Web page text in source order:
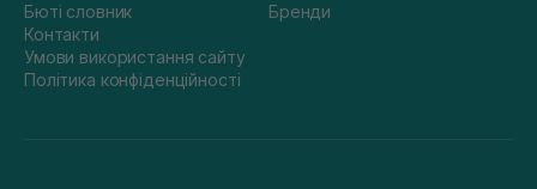
Бюті словник
Контакти
Умови використання сайту
Політика конфіденційності
Бренди